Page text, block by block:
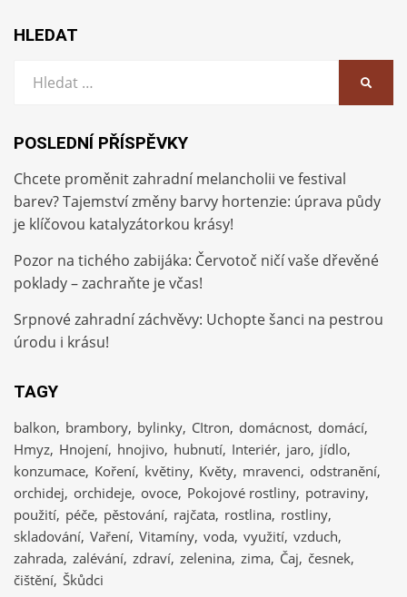
HLEDAT
POSLEDNÍ PŘÍSPĚVKY
Chcete proměnit zahradní melancholii ve festival
barev? Tajemství změny barvy hortenzie: úprava půdy
je klíčovou katalyzátorkou krásy!
Pozor na tichého zabijáka: Červotoč ničí vaše dřevěné
poklady – zachraňte je včas!
Srpnové zahradní záchvěvy: Uchopte šanci na pestrou
úrodu i krásu!
TAGY
balkon brambory bylinky CItron domácnost domácí
Hmyz Hnojení hnojivo hubnutí Interiér jaro jídlo
konzumace Koření květiny Květy mravenci odstranění
orchidej orchideje ovoce Pokojové rostliny potraviny
použití péče pěstování rajčata rostlina rostliny
skladování Vaření Vitamíny voda využití vzduch
zahrada zalévání zdraví zelenina zima Čaj česnek
čištění Škůdci